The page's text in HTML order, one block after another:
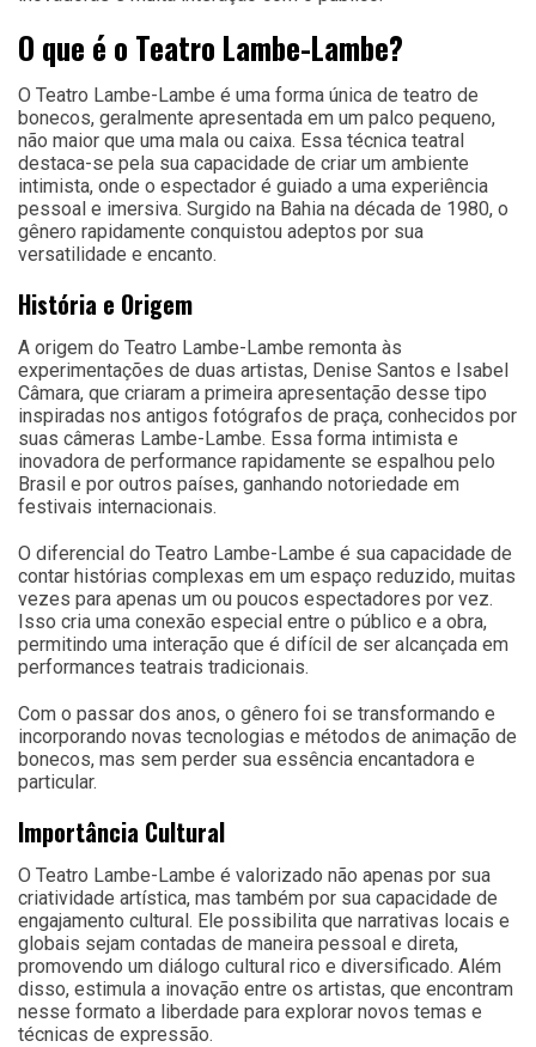
O que é o Teatro Lambe-Lambe?
O Teatro Lambe-Lambe é uma forma única de teatro de
bonecos, geralmente apresentada em um palco pequeno,
não maior que uma mala ou caixa. Essa técnica teatral
destaca-se pela sua capacidade de criar um ambiente
intimista, onde o espectador é guiado a uma experiência
pessoal e imersiva. Surgido na Bahia na década de 1980, o
gênero rapidamente conquistou adeptos por sua
versatilidade e encanto.
História e Origem
A origem do Teatro Lambe-Lambe remonta às
experimentações de duas artistas, Denise Santos e Isabel
Câmara, que criaram a primeira apresentação desse tipo
inspiradas nos antigos fotógrafos de praça, conhecidos por
suas câmeras Lambe-Lambe. Essa forma intimista e
inovadora de performance rapidamente se espalhou pelo
Brasil e por outros países, ganhando notoriedade em
festivais internacionais.
O diferencial do Teatro Lambe-Lambe é sua capacidade de
contar histórias complexas em um espaço reduzido, muitas
vezes para apenas um ou poucos espectadores por vez.
Isso cria uma conexão especial entre o público e a obra,
permitindo uma interação que é difícil de ser alcançada em
performances teatrais tradicionais.
Com o passar dos anos, o gênero foi se transformando e
incorporando novas tecnologias e métodos de animação de
bonecos, mas sem perder sua essência encantadora e
particular.
Importância Cultural
O Teatro Lambe-Lambe é valorizado não apenas por sua
criatividade artística, mas também por sua capacidade de
engajamento cultural. Ele possibilita que narrativas locais e
globais sejam contadas de maneira pessoal e direta,
promovendo um diálogo cultural rico e diversificado. Além
disso, estimula a inovação entre os artistas, que encontram
nesse formato a liberdade para explorar novos temas e
técnicas de expressão.